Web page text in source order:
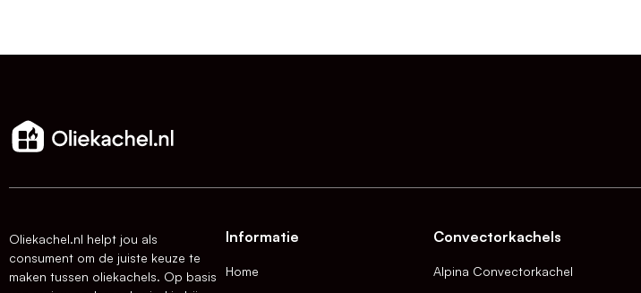
Oliekachel.nl helpt jou als
consument om de juiste keuze te
maken tussen oliekachels. Op basis
Informatie
Home
Convectorkachels
Alpina Convectorkachel